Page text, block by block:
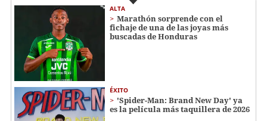
ALTA
Marathón sorprende con el
fichaje de una de las joyas más
buscadas de Honduras
ÉXITO
'Spider-Man: Brand New Day' ya
es la película más taquillera de 2026